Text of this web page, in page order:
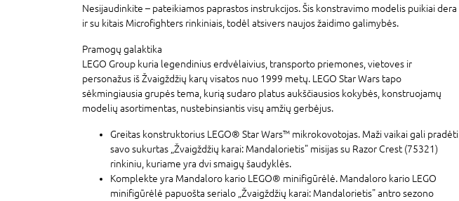
Nesijaudinkite – pateikiamos paprastos instrukcijos. Šis konstravimo modelis puikiai dera
ir su kitais Microfighters rinkiniais, todėl atsivers naujos žaidimo galimybės.
Pramogų galaktika
LEGO Group kuria legendinius erdvėlaivius, transporto priemones, vietoves ir
personažus iš Žvaigždžių karų visatos nuo 1999 metų. LEGO Star Wars tapo
sėkmingiausia grupės tema, kurią sudaro platus aukščiausios kokybės, konstruojamų
modelių asortimentas, nustebinsiantis visų amžių gerbėjus.
Greitas konstruktorius LEGO® Star Wars™ mikrokovotojas. Maži vaikai gali pradėti
savo sukurtas „Žvaigždžių karai: Mandalorietis" misijas su Razor Crest (75321)
rinkiniu, kuriame yra dvi smaigų šaudyklės.
Komplekte yra Mandaloro kario LEGO® minifigūrėlė. Mandaloro kario LEGO
minifigūrėlė papuošta serialo „Žvaigždžių karai: Mandalorietis" antro sezono